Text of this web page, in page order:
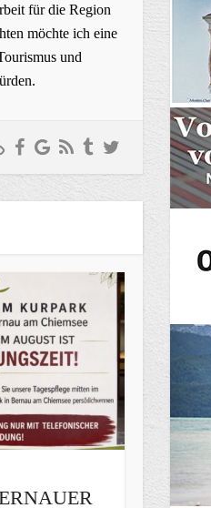
für die Region
möchte ich eine
und